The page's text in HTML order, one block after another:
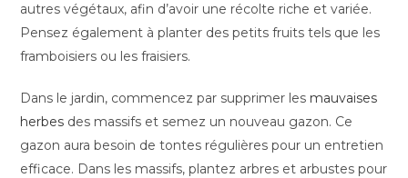
autres végétaux, afin d’avoir une récolte riche et variée.
Pensez également à planter des petits fruits tels que les
framboisiers ou les fraisiers.
Dans le jardin, commencez par supprimer les mauvaises
herbes des massifs et semez un nouveau gazon. Ce
gazon aura besoin de tontes régulières pour un entretien
efficace. Dans les massifs, plantez arbres et arbustes pour